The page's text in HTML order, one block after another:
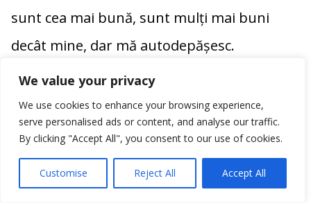
We value your privacy
We use cookies to enhance your browsing experience,
serve personalised ads or content, and analyse our traffic.
By clicking "Accept All", you consent to our use of cookies.
Customise Reject All Accept All
sunt cea mai bună, sunt mulți mai buni
decât mine, dar mă autodepășesc.
-Ați fost și în America, printr-un program Work
and Travel foarte popular pentru studenți.
-Da, este o modalitate de a lua contact cu
țara respectivă. Muncești și vizitezi. Am avut
Facebook
Link